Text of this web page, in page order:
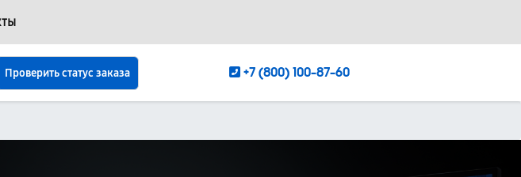
Проверить статус заказа +7 (800) 100-87-60